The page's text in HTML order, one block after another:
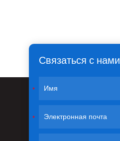
Связаться с нами